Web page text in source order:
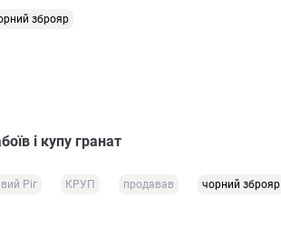
зброяр
і купу гранат
Ріг КРУП продавав чорний зброяр